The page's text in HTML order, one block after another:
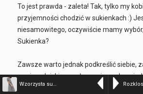
Wzorzysta sukienka z wiskozy czarna
To jest prawda - zaleta! Tak, tylko my
przyjemności chodzić w sukienkach :)
niesamowitego, oczywiście mamy
Sukienka?
Zawsze warto jednak podkreślić siebie,
swoje wdzięki - w połączeniu z
makijażem oraz fryzurą można uczynić